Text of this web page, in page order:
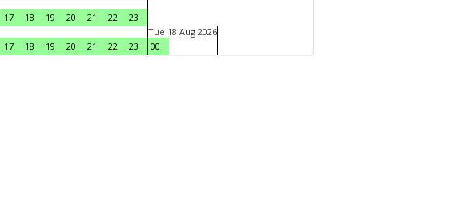
17 18 19 20 21 22
23
17 18 19 20 21 22 23
Tue 18 Aug 2026
00